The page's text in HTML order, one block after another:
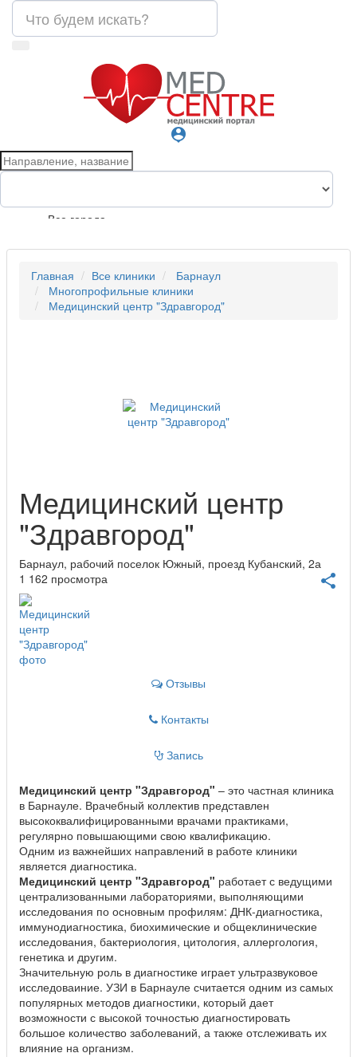
person_pin
Все города
Главная Все клиники
Барнаул
Многопрофильные клиники
Медицинский центр "Здравгород"
Медицинский центр
"Здравгород"
Барнаул, рабочий поселок Южный, проезд Кубанский, 2а
share
1 162 просмотра
Отзывы
Контакты
Запись
Медицинский центр "Здравгород" – это частная клиника
в Барнауле. Врачебный коллектив представлен
высококвалифицированными врачами практиками,
регулярно повышающими свою квалификацию.
Одним из важнейших направлений в работе клиники
является диагностика.
Медицинский центр "Здравгород" работает с ведущими
централизованными лабораториями, выполняющими
исследования по основным профилям: ДНК-диагностика,
иммунодиагностика, биохимические и общеклинические
исследования, бактериология, цитология, аллергология,
генетика и другим.
Значительную роль в диагностике играет ультразвуковое
исследоваиние. УЗИ в Барнауле считается одним из самых
популярных методов диагностики, который дает
возможности с высокой точностью диагностировать
большое количество заболеваний, а также отслеживать их
влияние на организм.